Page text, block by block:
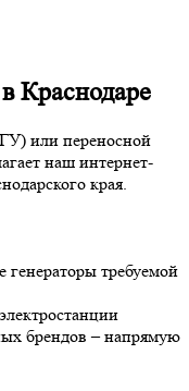
Краснодаре
или переносной
наш интернет-
края.
требуемой
брендов – напрямую